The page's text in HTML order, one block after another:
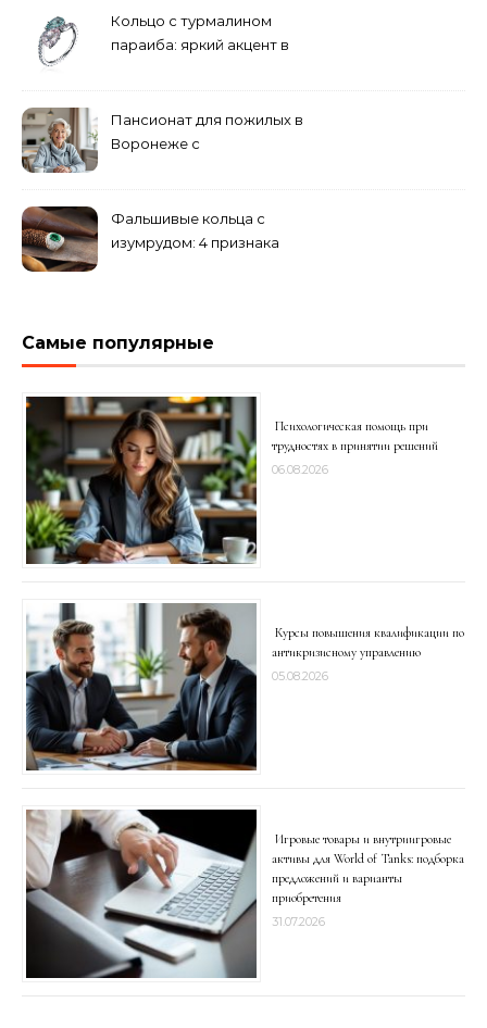
Кольцо с турмалином
параиба: яркий акцент в
Пансионат для пожилых в
Воронеже с
Фальшивые кольца с
изумрудом: 4 признака
Самые популярные
Психологическая помощь при
трудностях в принятии решений
06.08.2026
Курсы повышения квалификации по
антикризисному управлению
05.08.2026
Игровые товары и внутриигровые
активы для World of Tanks: подборка
предложений и варианты
приобретения
31.07.2026